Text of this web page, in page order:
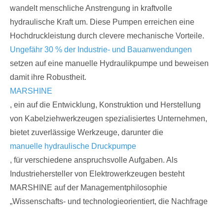
wandelt menschliche Anstrengung in kraftvolle
hydraulische Kraft um. Diese Pumpen erreichen eine
Hochdruckleistung durch clevere mechanische Vorteile.
Ungefähr 30 % der Industrie- und Bauanwendungen
setzen auf eine manuelle Hydraulikpumpe und beweisen
damit ihre Robustheit.
MARSHINE
, ein auf die Entwicklung, Konstruktion und Herstellung
von Kabelziehwerkzeugen spezialisiertes Unternehmen,
bietet zuverlässige Werkzeuge, darunter die
manuelle hydraulische Druckpumpe
, für verschiedene anspruchsvolle Aufgaben. Als
Industriehersteller von Elektrowerkzeugen besteht
MARSHINE auf der Managementphilosophie
„Wissenschafts- und technologieorientiert, die Nachfrage